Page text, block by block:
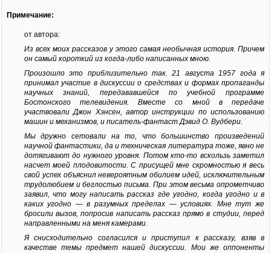
Примечание:
от автора:
Из всех моих рассказов у этого самая необычная история. Причем
он самый короткий из когда-либо написанных мною.
Произошло это приблизительно так. 21 августа 1957 года я
принимал участие в дискуссии о средствах и формах пропаганды
научных знаний, передававшейся по учебной программе
Бостонского телевидения. Вместе со мной в передаче
участвовали Джон Хэнсен, автор инструкции по использованию
машин и механизмов, и писатель-фантаст Дэвид О. Вудбери.
Мы дружно сетовали на то, что большинство произведений
научной фантастики, да и техническая литература тоже, явно не
дотягивают до нужного уровня. Потом кто-то вскользь заметил
насчет моей плодовитости. С присущей мне скромностью я весь
свой успех объяснил невероятным обилием идей, исключительным
трудолюбием и беглостью письма. При этом весьма опрометчиво
заявил, что могу написать рассказ где угодно, когда угодно и в
каких угодно — в разумных пределах — условиях. Мне тут же
бросили вызов, попросив написать рассказ прямо в студии, перед
направленными на меня камерами.
Я снисходительно согласился и приступил к рассказу, взяв в
качестве темы предмет нашей дискуссии. Мои же оппоненты